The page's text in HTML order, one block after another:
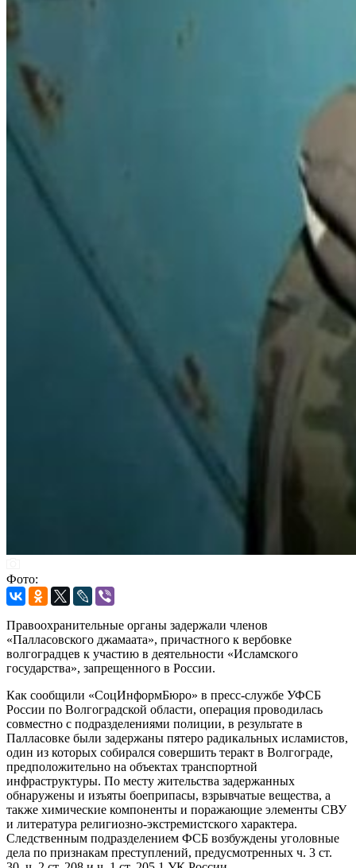
Фото:
Правоохранительные органы задержали членов
«Палласовского джамаата», причастного к вербовке
волгоградцев к участию в деятельности «Исламского
государства», запрещенного в России.
Как сообщили «СоцИнформБюро» в пресс-службе УФСБ
России по Волгоградской области, операция проводилась
совместно с подразделениями полиции, в результате в
Палласовке были задержаны пятеро радикальных исламистов,
один из которых собирался совершить теракт в Волгограде,
предположительно на объектах транспортной
инфраструктуры. По месту жительства задержанных
обнаружены и изъяты боеприпасы, взрывчатые вещества, а
также химические компоненты и поражающие элементы СВУ
и литература религиозно-экстремистского характера.
Следственным подразделением ФСБ возбуждены уголовные
дела по признакам преступлений, предусмотренных ч. 3 ст.